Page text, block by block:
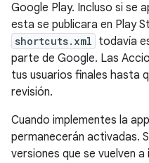
Google Play. Incluso si se
esta se publicara en Play
shortcuts.xml todavía
parte de Google. Las
tus usuarios finales hasta
revisión.
Cuando implementes la
permanecerán activadas.
versiones que se vuelven